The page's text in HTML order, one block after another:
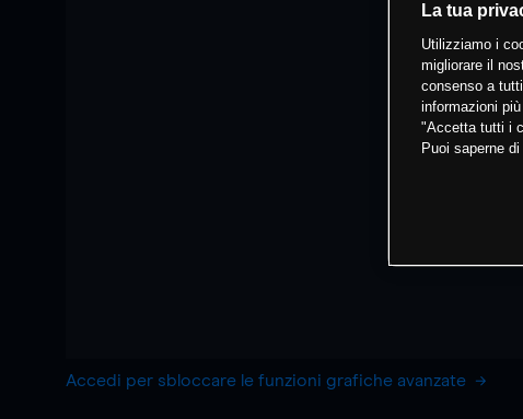
Accedi per sbloccare le funzioni grafiche avanzate
La tua
Utilizziamo i
migliorare il
consenso a
informazioni
"Accetta tutti i
Puoi saperne